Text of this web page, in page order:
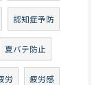
認知症予防
夏バテ防止
労 疲労感